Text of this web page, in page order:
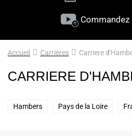
Commandez
Accueil Carrières Carriere
CARRIERE
Hambers Pays de la Loire